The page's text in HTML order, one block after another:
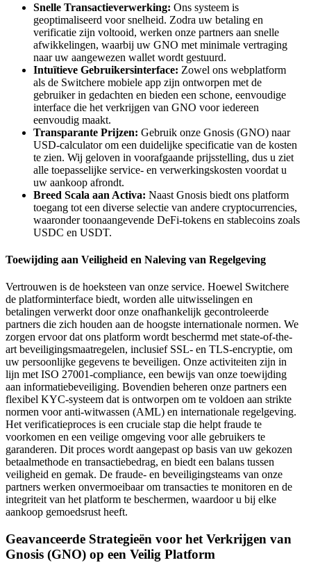
Snelle Transactieverwerking: Ons systeem is
geoptimaliseerd voor snelheid. Zodra uw betaling en
verificatie zijn voltooid, werken onze partners aan snelle
afwikkelingen, waarbij uw GNO met minimale vertraging
naar uw aangewezen wallet wordt gestuurd.
Intuïtieve Gebruikersinterface: Zowel ons webplatform
als de Switchere mobiele app zijn ontworpen met de
gebruiker in gedachten en bieden een schone, eenvoudige
interface die het verkrijgen van GNO voor iedereen
eenvoudig maakt.
Transparante Prijzen: Gebruik onze Gnosis (GNO) naar
USD-calculator om een duidelijke specificatie van de kosten
te zien. Wij geloven in voorafgaande prijsstelling, dus u ziet
alle toepasselijke service- en verwerkingskosten voordat u
uw aankoop afrondt.
Breed Scala aan Activa: Naast Gnosis biedt ons platform
toegang tot een diverse selectie van andere cryptocurrencies,
waaronder toonaangevende DeFi-tokens en stablecoins zoals
USDC en USDT.
Toewijding aan Veiligheid en Naleving van Regelgeving
Vertrouwen is de hoeksteen van onze service. Hoewel Switchere
de platforminterface biedt, worden alle uitwisselingen en
betalingen verwerkt door onze onafhankelijk gecontroleerde
partners die zich houden aan de hoogste internationale normen. We
zorgen ervoor dat ons platform wordt beschermd met state-of-the-
art beveiligingsmaatregelen, inclusief SSL- en TLS-encryptie, om
uw persoonlijke gegevens te beveiligen. Onze activiteiten zijn in
lijn met ISO 27001-compliance, een bewijs van onze toewijding
aan informatiebeveiliging. Bovendien beheren onze partners een
flexibel KYC-systeem dat is ontworpen om te voldoen aan strikte
normen voor anti-witwassen (AML) en internationale regelgeving.
Het verificatieproces is een cruciale stap die helpt fraude te
voorkomen en een veilige omgeving voor alle gebruikers te
garanderen. Dit proces wordt aangepast op basis van uw gekozen
betaalmethode en transactiebedrag, en biedt een balans tussen
veiligheid en gemak. De fraude- en beveiligingsteams van onze
partners werken onvermoeibaar om transacties te monitoren en de
integriteit van het platform te beschermen, waardoor u bij elke
aankoop gemoedsrust heeft.
Geavanceerde Strategieën voor het Verkrijgen van
Gnosis (GNO) op een Veilig Platform